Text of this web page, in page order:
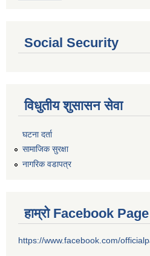
Social Security
विधुतीय शुसासन सेवा
घटना दर्ता
सामाजिक सुरक्षा
नागरिक वडापत्र
हाम्रो Facebook Page
https://www.facebook.com/